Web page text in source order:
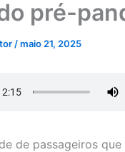
pré-
/maio 21, 2025
de passageiros